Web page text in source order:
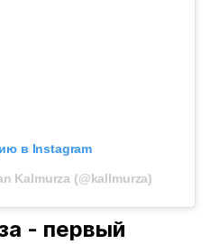
в Instagram
Kalmurza (@kallmurza)
- первый